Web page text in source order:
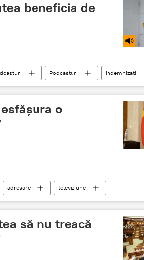
beneficia de
Podcasturi
indemnizații
o
adresare televiziune
să nu treacă